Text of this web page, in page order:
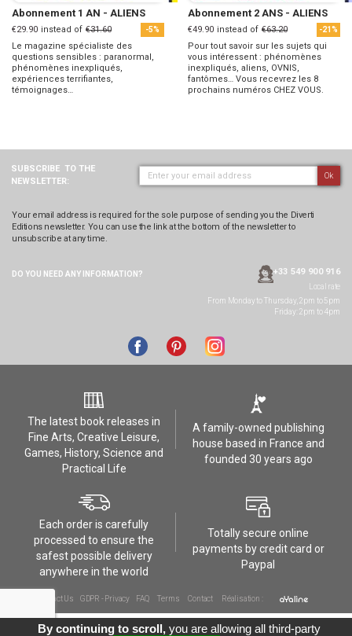
Abonnement 1 AN - ALIENS
€29.90 instead of €31.60 -5%
Le magazine spécialiste des
questions sensibles : paranormal,
phénomènes inexpliqués,
expériences terrifiantes,
témoignages…
Abonnement 2 ANS - ALIENS
€49.90 instead of €63.20 -21%
Pour tout savoir sur les sujets qui
vous intéressent : phénomènes
inexpliqués, aliens, OVNIS,
fantômes… Vous recevrez les 8
prochains numéros CHEZ VOUS.
SUBSCRIBE TO THE
NEWSLETTER:
Ok
Your email address is required for the sole purpose of sending you the Diverti
Editions newsletter. You can use the link at the bottom of the newsletter to
unsubscribe at any time.
DO YOU NEED ANY INFORMATION? +33 549 900 916
Local rate
From Monday to Thursday, 2pm to 5pm
Friday: 2pm to 4pm
The latest book releases in
Fine Arts, Creative Leisure,
Games, History, Science and
Practical Life
A family-owned publishing
house based in France and
founded 30 years ago
Each order is carefully
processed to ensure the
safest possible delivery
anywhere in the world
Totally secure online
payments by credit card or
Paypal
Contact Us GDPR - Privacy FAQ Terms Contact Réalisation :
By continuing to scroll, you are allowing all third-party